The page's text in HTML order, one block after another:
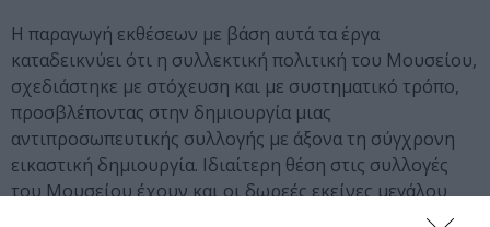
Η παραγωγή εκθέσεων με βάση αυτά τα έργα
καταδεικνύει ότι η συλλεκτική πολιτική του Μουσείου,
σχεδιάστηκε με στόχευση και με συστηματικό τρόπο,
προσβλέποντας στην δημιουργία μιας
αντιπροσωπευτικής συλλογής με άξονα τη σύγχρονη
εικαστική δημιουργία. Ιδιαίτερη θέση στις συλλογές
του Μουσείου έχουν και οι δωρεές εκείνες μεγάλου